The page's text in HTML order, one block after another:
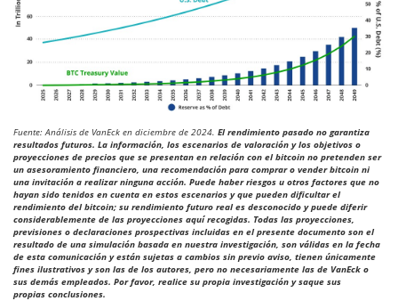
Fuente: Análisis de VanEck en diciembre de 2024. El rendimiento pasado no garantiza
resultados futuros. La información, los escenarios de valoración y los objetivos o
proyecciones de precios que se presentan en relación con el bitcoin no pretenden ser
un asesoramiento financiero, una recomendación para comprar o vender bitcoin ni
una invitación a realizar ninguna acción. Puede haber riesgos u otros factores que no
hayan sido tenidos en cuenta en estos escenarios y que pueden dificultar el
rendimiento del bitcoin; su rendimiento futuro real es desconocido y puede diferir
considerablemente de las proyecciones aquí recogidas. Todas las proyecciones,
previsiones o declaraciones prospectivas incluidas en el presente documento son el
resultado de una simulación basada en nuestra investigación, son válidas en la fecha
de esta comunicación y están sujetas a cambios sin previo aviso, tienen únicamente
fines ilustrativos y son las de los autores, pero no necesariamente las de VanEck o
sus demás empleados. Por favor, realice su propia investigación y saque sus
propias conclusiones.